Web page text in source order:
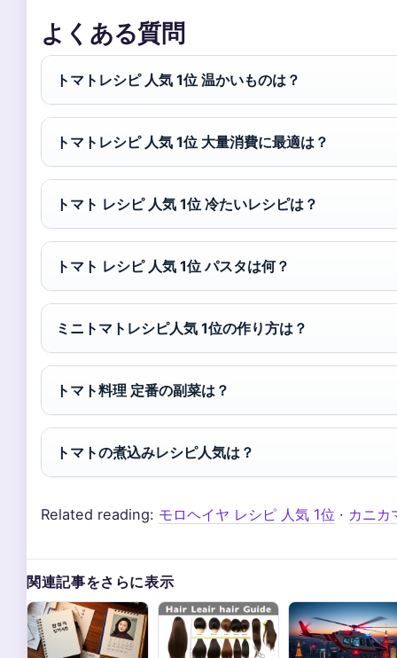
よくある質問
トマトレシピ 人気 1位 温かいものは？
トマトレシピ 人気 1位 大量消費に最適は？
トマト レシピ 人気 1位 冷たいレシピは？
トマト レシピ 人気 1位 パスタは何？
ミニトマトレシピ人気 1位の作り方は？
トマト料理 定番の副菜は？
トマトの煮込みレシピ人気は？
Related reading: モロヘイヤ レシピ 人気 1位 · カニカ
関連記事をさらに表示